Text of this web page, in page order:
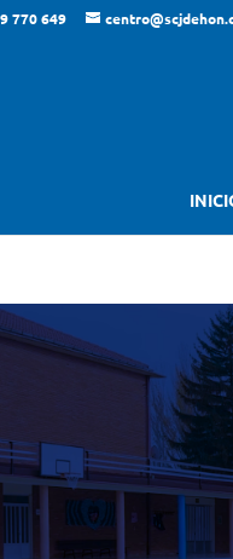
770 649